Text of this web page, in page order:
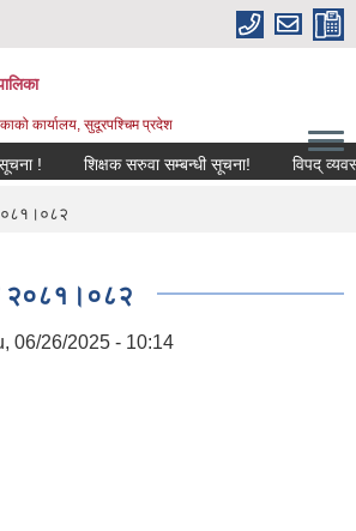
कार्यालय, सुदूरपश्चिम प्रदेश
शिक्षक सरुवा सम्बन्धी सूचना! विपद्
२०८१।०८२
06/26/2025 - 10:14